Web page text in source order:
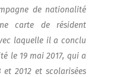
de natio­na­li­té
carte de résident
laquelle il a conclu
le 19 mai 2017, qui a
2012 et sco­la­ri­sées